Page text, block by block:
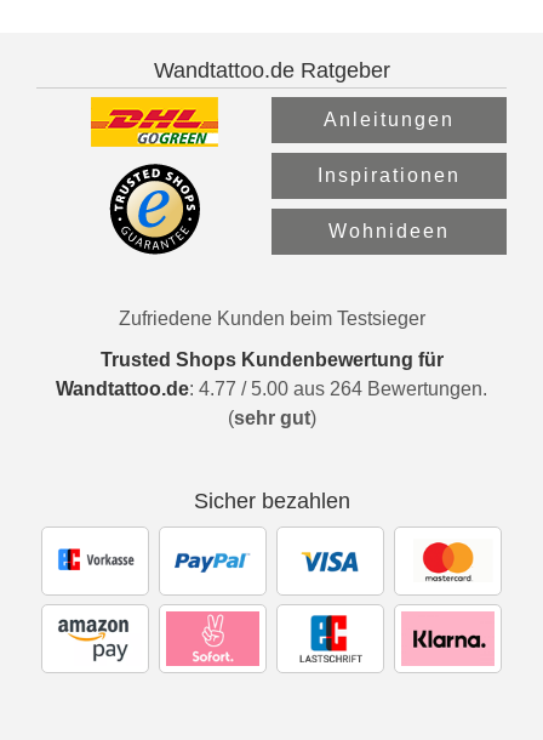
Wandtattoo.de Ratgeber
Anleitungen
Inspirationen
Wohnideen
Zufriedene Kunden beim Testsieger
Trusted Shops Kundenbewertung für
Wandtattoo.de: 4.77 / 5.00 aus 264 Bewertungen.
(sehr gut)
Sicher bezahlen